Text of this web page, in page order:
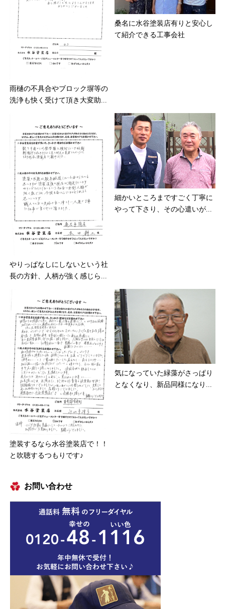
雨樋の不具合やブロック塀等の
洗浄も快く受けて頂き大変助...
桑名に水谷塗装店有りと安心し
て紹介できる工事会社
やりっぱなしにしないという社
長の方針、人柄が強く感じら...
細かいところまですごく丁寧に
やって下さり、その心遣いが...
塗装するなら水谷塗装店で！！
と吹聴するつもりです♪
気になっていた緑藻がさっぱり
となくなり、新品同様になり...
お問い合わせ